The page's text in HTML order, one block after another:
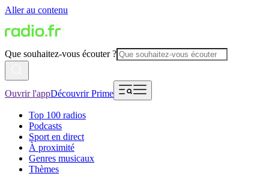
Aller au contenu
Que souhaitez-vous écouter ?
Ouvrir l'appDécouvrir Prime
Top 100 radios
Podcasts
Sport en direct
À proximité
Genres musicaux
Thèmes